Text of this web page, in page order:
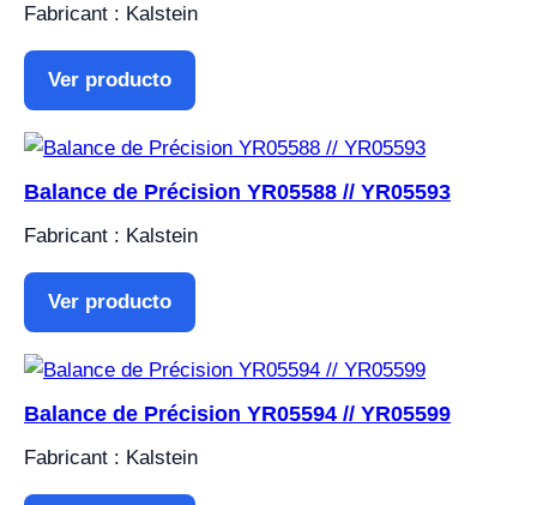
Fabricant : Kalstein
Ver producto
Balance de Précision YR05588 // YR05593
Fabricant : Kalstein
Ver producto
Balance de Précision YR05594 // YR05599
Fabricant : Kalstein